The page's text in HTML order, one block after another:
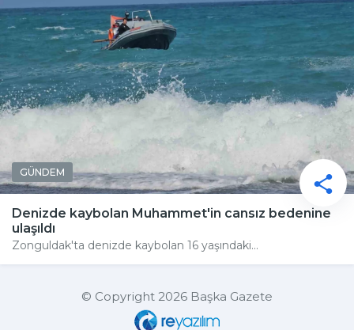
GÜNDEM
Denizde kaybolan Muhammet'in cansız bedenine
ulaşıldı
Zonguldak'ta denizde kaybolan 16 yaşındaki...
© Copyright 2026 Başka Gazete